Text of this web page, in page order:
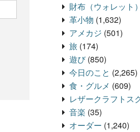
財布（ウォレット）
革小物 (1,632)
アメカジ (501)
旅 (174)
遊び(850)
今日のこと (2,265)
食・グルメ (609)
レザークラフトス
音楽 (35)
オーダー (1,240)